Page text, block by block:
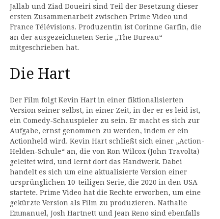
Jallab und Ziad Doueiri sind Teil der Besetzung dieser
ersten Zusammenarbeit zwischen Prime Video und
France Télévisions. Produzentin ist Corinne Garfin, die
an der ausgezeichneten Serie „The Bureau“
mitgeschrieben hat.
Die Hart
Der Film folgt Kevin Hart in einer fiktionalisierten
Version seiner selbst, in einer Zeit, in der er es leid ist,
ein Comedy-Schauspieler zu sein. Er macht es sich zur
Aufgabe, ernst genommen zu werden, indem er ein
Actionheld wird. Kevin Hart schließt sich einer „Action-
Helden-Schule“ an, die von Ron Wilcox (John Travolta)
geleitet wird, und lernt dort das Handwerk. Dabei
handelt es sich um eine aktualisierte Version einer
ursprünglichen 10-teiligen Serie, die 2020 in den USA
startete. Prime Video hat die Rechte erworben, um eine
gekürzte Version als Film zu produzieren. Nathalie
Emmanuel, Josh Hartnett und Jean Reno sind ebenfalls